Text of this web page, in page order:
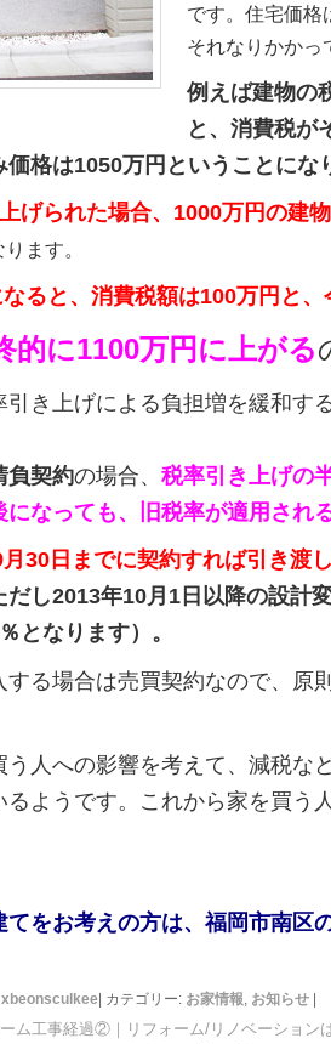
です。住宅価格
それなりかかっ
例えば建物の
と、消費税が
価格は1050万円ということにな
げられた場合、1000万円の建
ます。
なると、消費税額は100万円と
的に1100万円に上がる
引き上げによる負担増を緩和す
負契約の場合、税率引き上げの
になっても、旧税率が適用され
30日までに契約すれば引き渡
だし2013年10月1日以降の設計
となります）。
する場合は売買契約なので、原
う人への影響を考えて、減税な
るようです。これから家を買う
てをお考えの方は、福岡市南区
xbeonsculkee| カテゴリー: お家情報, お知らせ |
ム工事経過②｜リフォーム/リノベーション